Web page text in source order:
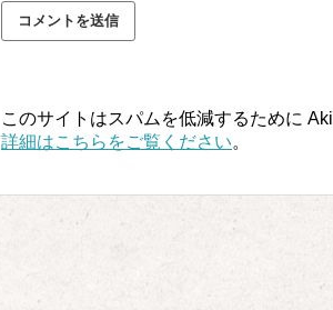
このサイトはスパムを低減するために
詳細はこちらをご覧ください。